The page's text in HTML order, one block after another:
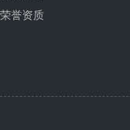
荣誉资质